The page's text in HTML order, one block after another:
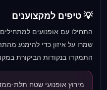
💡 טיפים למקצוענים
התחילו עם אופנועים
שמרו על איזון כדי להימנע
התמקדו בנקודות הביקורת
מירוץ אופנועי שטח תלת-